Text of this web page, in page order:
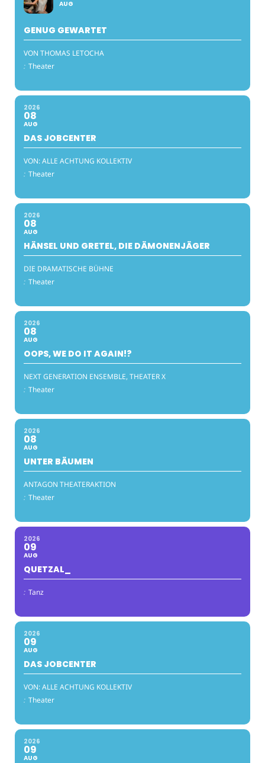
AUG
GENUG GEWARTET
VON THOMAS LETOCHA
: Theater
2026
08
AUG
DAS JOBCENTER
VON: ALLE ACHTUNG KOLLEKTIV
: Theater
2026
08
AUG
HÄNSEL UND GRETEL, DIE DÄMONENJÄGER
DIE DRAMATISCHE BÜHNE
: Theater
2026
08
AUG
OOPS, WE DO IT AGAIN!?
NEXT GENERATION ENSEMBLE, THEATER X
: Theater
2026
08
AUG
UNTER BÄUMEN
ANTAGON THEATERAKTION
: Theater
2026
09
AUG
QUETZAL_
: Tanz
2026
09
AUG
DAS JOBCENTER
VON: ALLE ACHTUNG KOLLEKTIV
: Theater
2026
09
AUG